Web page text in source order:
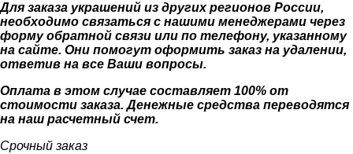
Для заказа украшений из других регионов России,
необходимо связаться с нашими менеджерами через
форму обратной связи или по телефону, указанному
на сайте. Они помогут оформить заказ на удалении,
ответив на все Ваши вопросы.
Оплата в этом случае составляет 100% от
стоимости заказа. Денежные средства переводятся
на наш расчетный счет.
Срочный заказ